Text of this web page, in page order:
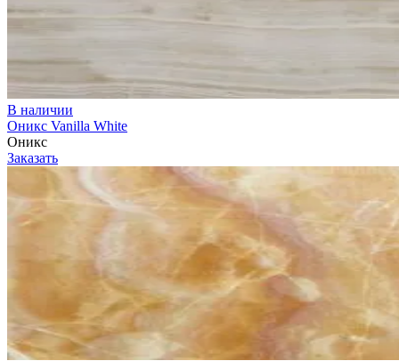
В наличии
Оникс Vanilla White
Оникс
Заказать